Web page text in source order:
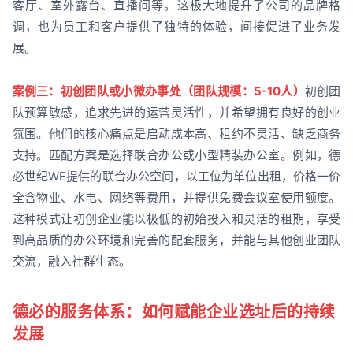
客厅、室外露台、直播间等。这极大地提升了公司的品牌格
调，也为员工和客户提供了独特的体验，间接促进了业务发
展。
案例三：初创团队或小微办事处（团队规模：5-10人） 初创团
队预算敏感，追求先进的运营灵活性，并希望拥有良好的创业
氛围。他们的核心痛点是启动成本高、租约不灵活、缺乏商务
支持。匹配方案是选择联合办公或小型精装办公室。例如，德
必世纪WE提供的联合办公空间，以工位为单位出租，价格一价
全含物业、水电、网络等费用，并提供免费会议室使用额度。
这种模式让初创企业能以极低的初始投入和灵活的租期，享受
到高品质的办公环境和完善的配套服务，并能与其他创业团队
交流，融入社群生态。
德必的服务体系：如何赋能企业选址后的持续
发展